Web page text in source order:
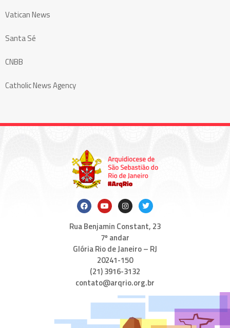
Vatican News
Santa Sé
CNBB
Catholic News Agency
Rua Benjamin Constant, 23
7º andar
Glória Rio de Janeiro – RJ
20241-150
(21) 3916-3132
contato@arqrio.org.br